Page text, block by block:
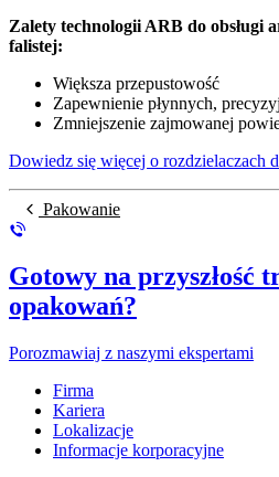
Zalety technologii ARB do obsługi
falistej:
Większa przepustowość
Zapewnienie płynnych,
Zmniejszenie zajmowanej
Dowiedz się więcej o rozdzielaczach
Pakowanie
Gotowy na przyszłość
opakowań?
Porozmawiaj z naszymi ekspertami
Firma
Kariera
Lokalizacje
Informacje korporacyjne